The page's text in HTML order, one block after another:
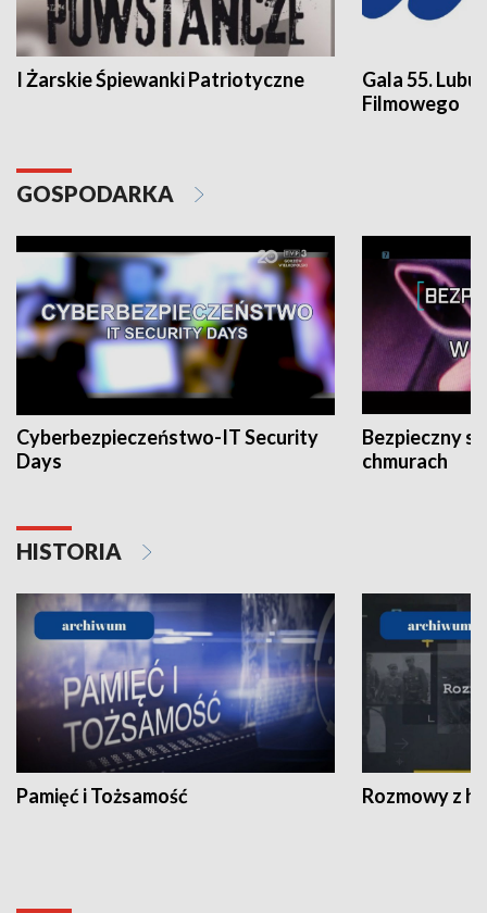
I Żarskie Śpiewanki Patriotyczne
Gala 55.
Filmowego
GOSPODARKA
Cyberbezpieczeństwo-IT Security
Days
Bezpieczny
chmurach
HISTORIA
Pamięć i Tożsamość Rozmowy z